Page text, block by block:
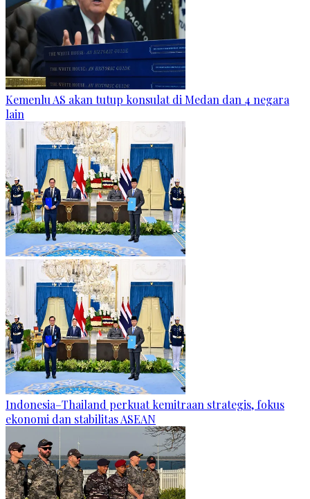
Kemenlu AS akan tutup konsulat di Medan dan 4 negara
lain
Indonesia–Thailand perkuat kemitraan strategis, fokus
ekonomi dan stabilitas ASEAN